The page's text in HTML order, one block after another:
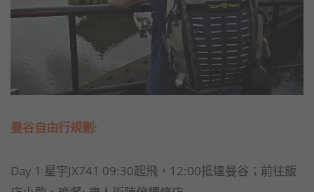
曼谷自由行規劃:
Day 1 星宇JX741 09:30起飛，12:00抵達曼谷；前往飯